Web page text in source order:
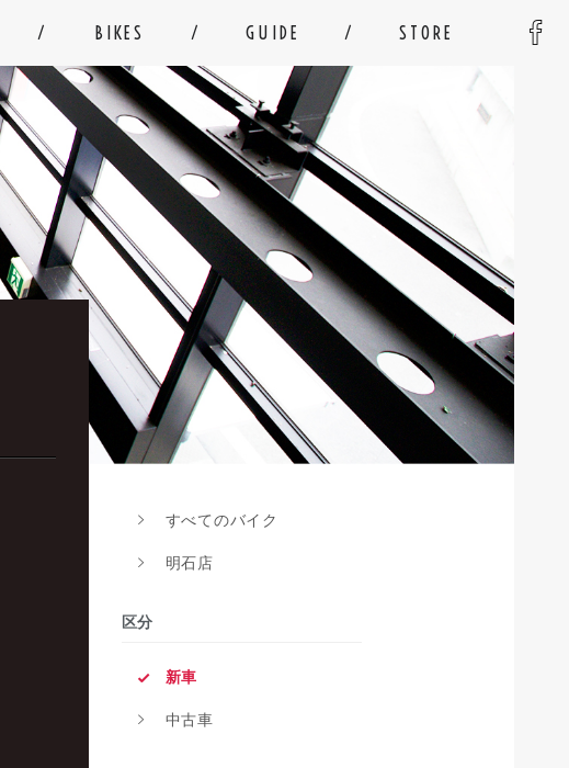
BIKES GUIDE STORE
すべてのバイク
明石店
区分
新車
中古車